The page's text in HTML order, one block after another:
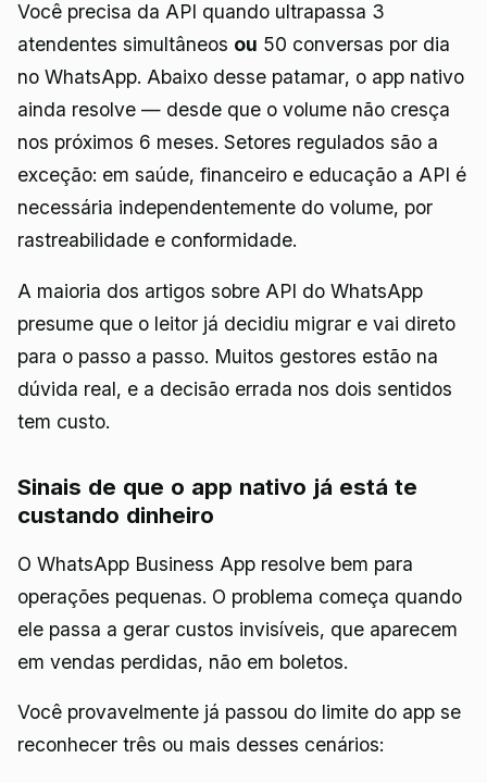
Você precisa da API quando ultrapassa 3
atendentes simultâneos ou 50 conversas por dia
no WhatsApp. Abaixo desse patamar, o app nativo
ainda resolve — desde que o volume não cresça
nos próximos 6 meses. Setores regulados são a
exceção: em saúde, financeiro e educação a API é
necessária independentemente do volume, por
rastreabilidade e conformidade.
A maioria dos artigos sobre API do WhatsApp
presume que o leitor já decidiu migrar e vai direto
para o passo a passo. Muitos gestores estão na
dúvida real, e a decisão errada nos dois sentidos
tem custo.
Sinais de que o app nativo já está te
custando dinheiro
O WhatsApp Business App resolve bem para
operações pequenas. O problema começa quando
ele passa a gerar custos invisíveis, que aparecem
em vendas perdidas, não em boletos.
Você provavelmente já passou do limite do app se
reconhecer três ou mais desses cenários: